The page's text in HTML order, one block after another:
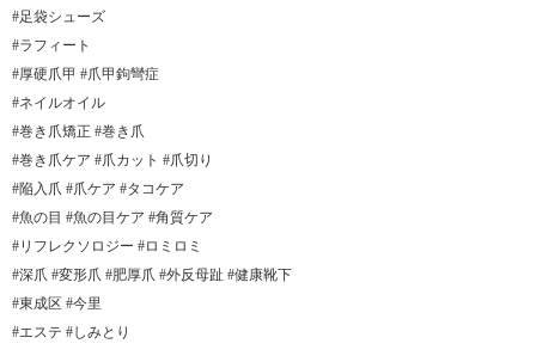
#足袋シューズ
#ラフィート
#厚硬爪甲 #爪甲鉤彎症
#ネイルオイル
#巻き爪矯正 #巻き爪
#巻き爪ケア #爪カット #爪切り
#陥入爪 #爪ケア #タコケア
#魚の目 #魚の目ケア #角質ケア
#リフレクソロジー #ロミロミ
#深爪 #変形爪 #肥厚爪 #外反母趾 #健康靴下
#東成区 #今里
#エステ #しみとり